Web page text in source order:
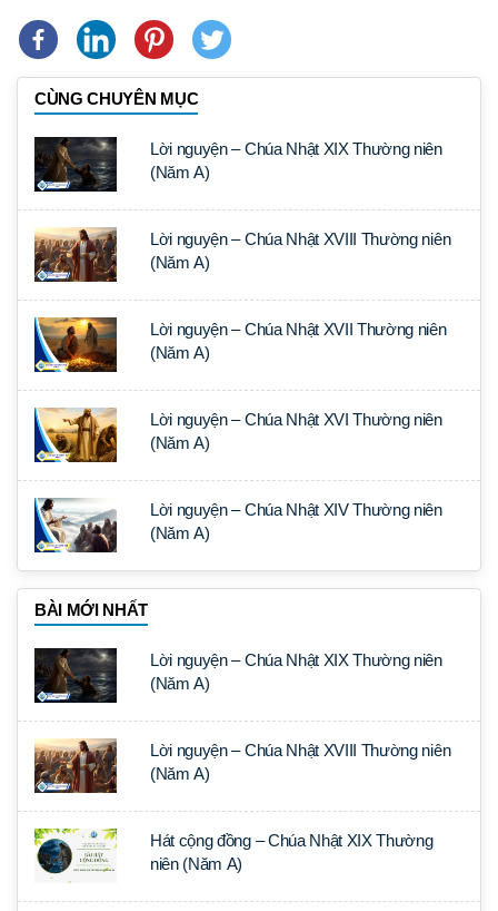
CÙNG CHUYÊN MỤC
Lời nguyện – Chúa Nhật XIX Thường niên
(Năm A)
Lời nguyện – Chúa Nhật XVIII Thường niên
(Năm A)
Lời nguyện – Chúa Nhật XVII Thường niên
(Năm A)
Lời nguyện – Chúa Nhật XVI Thường niên
(Năm A)
Lời nguyện – Chúa Nhật XIV Thường niên
(Năm A)
BÀI MỚI NHẤT
Lời nguyện – Chúa Nhật XIX Thường niên
(Năm A)
Lời nguyện – Chúa Nhật XVIII Thường niên
(Năm A)
Hát cộng đồng – Chúa Nhật XIX Thường
niên (Năm A)